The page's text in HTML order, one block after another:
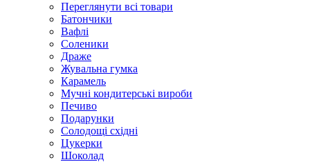
Переглянути всі товари
Батончики
Вафлі
Соленики
Драже
Жувальнa гумка
Карамель
Мучні кондитерські вироби
Печиво
Подарунки
Солодощі східні
Цукерки
Шоколад